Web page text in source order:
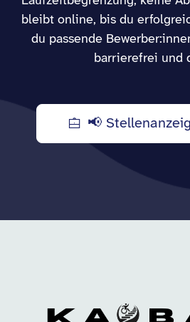
bleibt online, bis du
du passende
barrierefrei und
📢